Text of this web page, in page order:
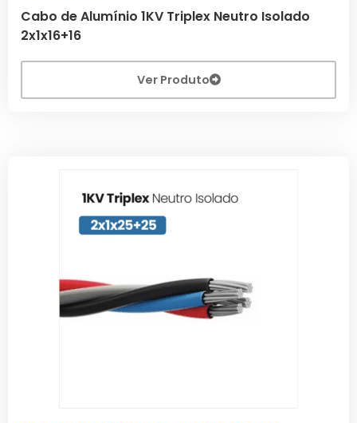
Cabo de Alumínio 1KV Triplex Neutro Isolado
2x1x16+16
Ver Produto